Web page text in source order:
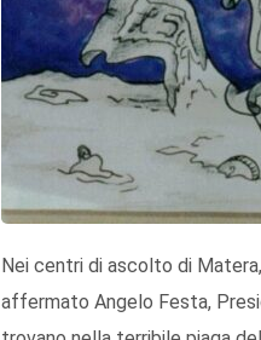
Nei centri di ascolto di
affermato Angelo Festa,